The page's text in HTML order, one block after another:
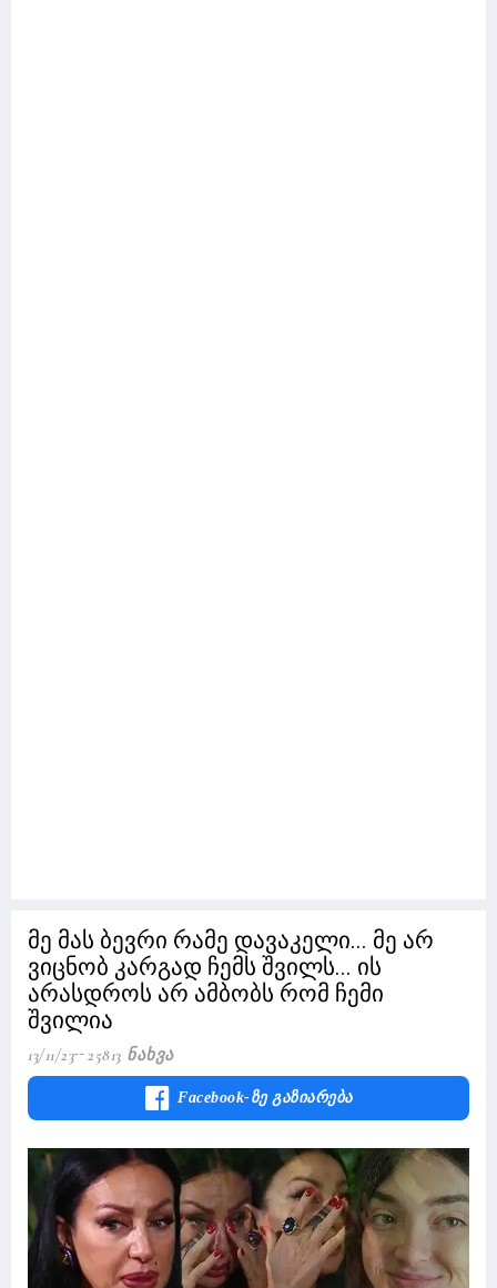
მე მას ბევრი რამე დავაკელი... მე არ
ვიცნობ კარგად ჩემს შვილს... ის
არასდროს არ ამბობს რომ ჩემი
შვილია
13/11/23 25813 Ნახვა
Facebook-Ზე Გაზიარება